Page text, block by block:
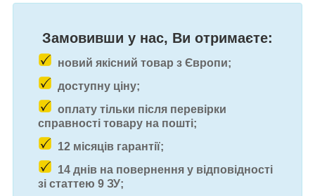
Замовивши у нас, Ви отримаєте:
новий якісний товар з Європи;
доступну ціну;
оплату тільки після перевірки
справності товару на пошті;
12 місяців гарантії;
14 днів на повернення у відповідності
зі статтею 9 ЗУ;